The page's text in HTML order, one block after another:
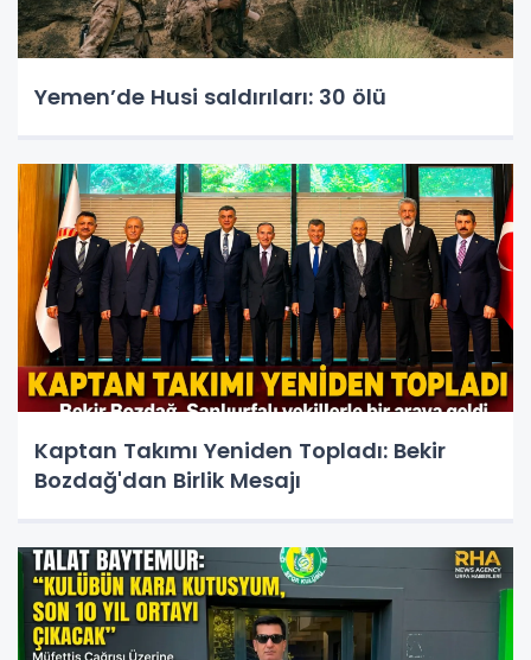
Yemen’de Husi saldırıları: 30 ölü
Kaptan Takımı Yeniden Topladı: Bekir
Bozdağ'dan Birlik Mesajı